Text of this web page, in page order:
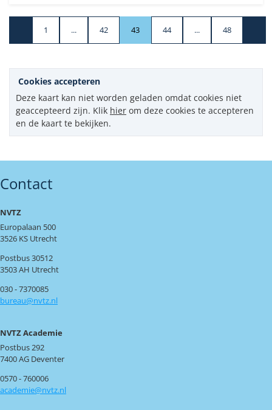
1 ... 42 43 44 ... 48
Cookies accepteren
Deze kaart kan niet worden geladen omdat cookies niet
geaccepteerd zijn. Klik hier om deze cookies te accepteren
en de kaart te bekijken.
Contact
NVTZ
Europalaan 500
3526 KS Utrecht
Postbus 30512
3503 AH Utrecht
030 - 7370085
bureau@nvtz.nl
NVTZ Academie
Postbus 292
7400 AG Deventer
0570 - 760006
academie@nvtz.nl